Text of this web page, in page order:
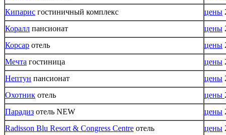
Кипарис гостиничный комплекс цены
Коралл пансионат цены
Корсар отель цены
Мечта гостиница цены
Нептун пансионат цены
Охотник отель цены
Парадиз отель NEW цены
Radisson Blu Resort & Congress Centre отель цены